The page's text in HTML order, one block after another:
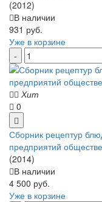
(2012)
В наличии
931 руб.
Уже в корзине
Хит
0
Сборник рецептур
предприятий
(2014)
В наличии
4 500 руб.
Уже в корзине